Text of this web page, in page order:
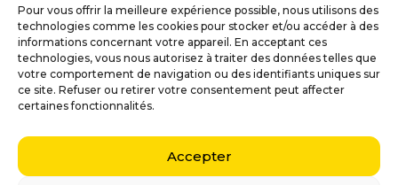
Pour vous offrir la meilleure expérience possible, nous utilisons des
technologies comme les cookies pour stocker et/ou accéder à des
informations concernant votre appareil. En acceptant ces
technologies, vous nous autorisez à traiter des données telles que
votre comportement de navigation ou des identifiants uniques sur
ce site. Refuser ou retirer votre consentement peut affecter
certaines fonctionnalités.
Accepter
Frais d’expédition
Jan+32 (0) 477 732 949
Véronique+32 (0) 472 562 684
Middelmolenlaan 100
2100 Deurne